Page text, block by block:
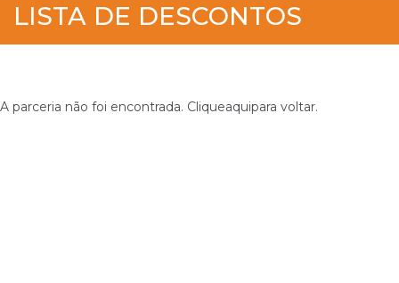
LISTA DE DESCONTOS
A parceria não foi encontrada. Cliqueaquipara voltar.